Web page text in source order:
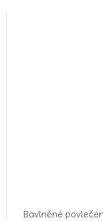
Bavlněné